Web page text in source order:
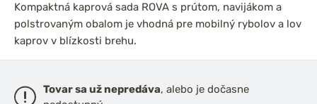
Kompaktná kaprová sada ROVA s prútom, navijákom a
polstrovaným obalom je vhodná pre mobilný rybolov a lov
kaprov v blízkosti brehu.
Tovar sa už nepredáva, alebo je dočasne